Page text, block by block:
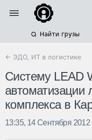
Найти грузы
← ЭДО, ИТ в логистике
Систему LEAD
автоматизации
комплекса в
13:35, 14 Сентября 2012